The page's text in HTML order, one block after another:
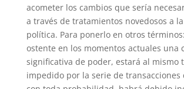
acometer los cambios que sería
a través de tratamientos novedosos a
política. Para ponerlo en otros
ostente en los momentos actuales una
significativa de poder, estará al mismo
impedido por la serie de transacciones